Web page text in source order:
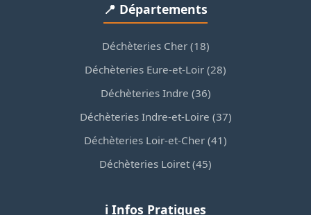
📍 Départements
Déchèteries Cher (18)
Déchèteries Eure-et-Loir (28)
Déchèteries Indre (36)
Déchèteries Indre-et-Loire (37)
Déchèteries Loir-et-Cher (41)
Déchèteries Loiret (45)
ℹ️ Infos Pratiques